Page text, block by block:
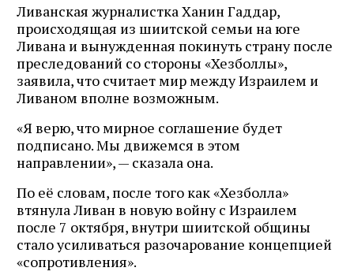
Ливанская журналистка Ханин Гаддар,
происходящая из шиитской семьи на юге
Ливана и вынужденная покинуть страну после
преследований со стороны «Хезболлы»,
заявила, что считает мир между Израилем и
Ливаном вполне возможным.
«Я верю, что мирное соглашение будет
подписано. Мы движемся в этом
направлении», — сказала она.
По её словам, после того как «Хезболла»
втянула Ливан в новую войну с Израилем
после 7 октября, внутри шиитской общины
стало усиливаться разочарование концепцией
«сопротивления».